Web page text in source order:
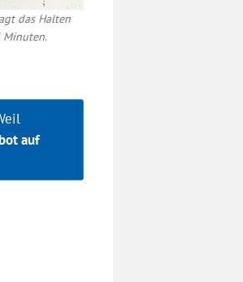
das Halten
Minuten.
auf